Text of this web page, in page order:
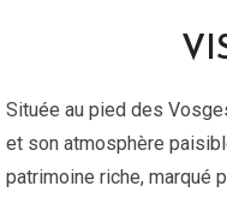
Située au pied des
et son atmosphère
patrimoine riche, marqué